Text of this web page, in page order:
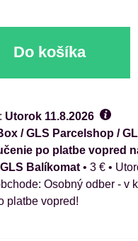
Do košíka
Utorok11.8.2026
/ GLS Parcelshop /
po platbe vopred
Balíkomat• 3 € •
Osobný odber - v
platbe vopred!